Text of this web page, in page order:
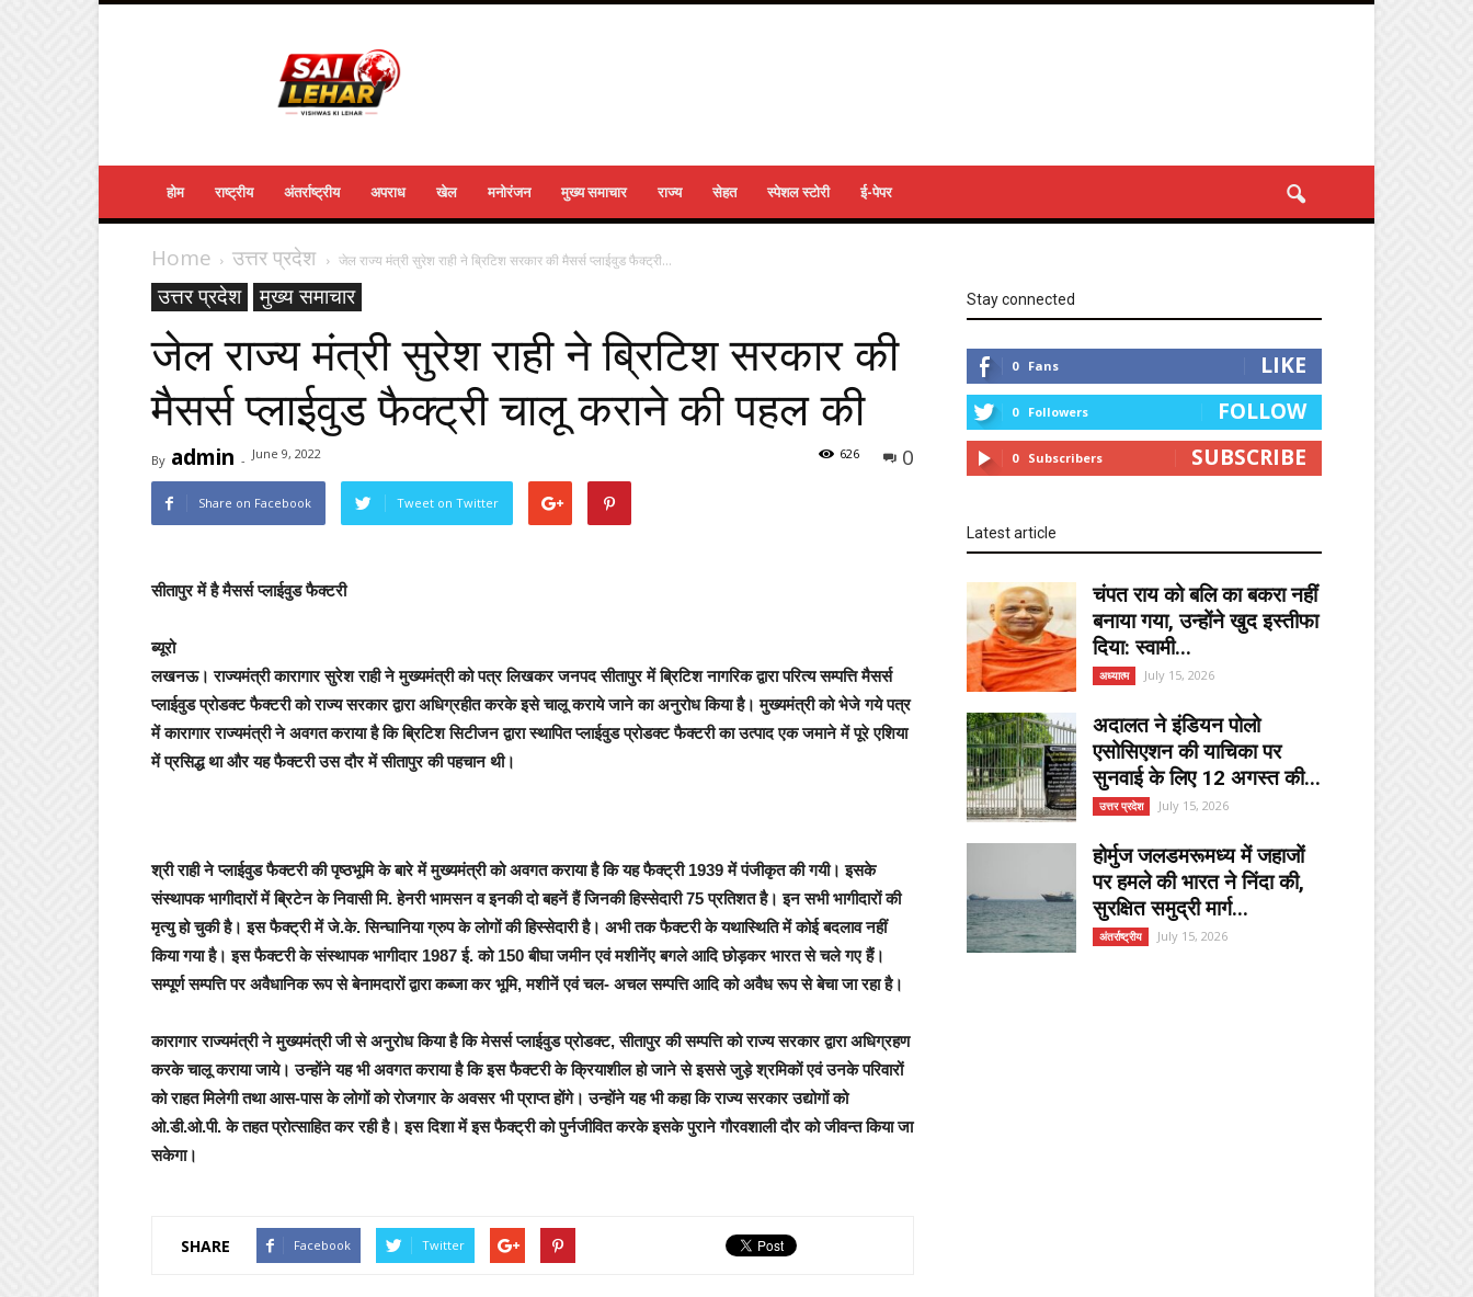
होम राष्ट्रीय अंतर्राष्ट्रीय अपराध खेल मनोरंजन मुख्य समाचार राज्य सेहत स्पेशल स्टोरी ई-पेपर
Home उत्तर प्रदेश जेल राज्य मंत्री सुरेश राही ने ब्रिटिश सरकार की मैसर्स प्लाईवुड फैक्ट्री...
उत्तर प्रदेश मुख्य समाचार
जेल राज्य मंत्री सुरेश राही ने ब्रिटिश सरकार की
मैसर्स प्लाईवुड फैक्ट्री चालू कराने की पहल की
By admin - June 9, 2022 0
626
Share on Facebook Tweet on Twitter
सीतापुर में है मैसर्स प्लाईवुड फैक्टरी
ब्यूरो
लखनऊ। राज्यमंत्री कारागार सुरेश राही ने मुख्यमंत्री को पत्र लिखकर जनपद सीतापुर में ब्रिटिश नागरिक द्वारा परित्य सम्पत्ति मैसर्स
प्लाईवुड प्रोडक्ट फैक्टरी को राज्य सरकार द्वारा अधिग्रहीत करके इसे चालू कराये जाने का अनुरोध किया है। मुख्यमंत्री को भेजे गये पत्र
में कारागार राज्यमंत्री ने अवगत कराया है कि ब्रिटिश सिटीजन द्वारा स्थापित प्लाईवुड प्रोडक्ट फैक्टरी का उत्पाद एक जमाने में पूरे एशिया
में प्रसिद्ध था और यह फैक्टरी उस दौर में सीतापुर की पहचान थी।
श्री राही ने प्लाईवुड फैक्टरी की पृष्ठभूमि के बारे में मुख्यमंत्री को अवगत कराया है कि यह फैक्ट्री 1939 में पंजीकृत की गयी। इसके
संस्थापक भागीदारों में ब्रिटेन के निवासी मि. हेनरी भामसन व इनकी दो बहनें हैं जिनकी हिस्सेदारी 75 प्रतिशत है। इन सभी भागीदारों की
मृत्यु हो चुकी है। इस फैक्ट्री में जे.के. सिन्घानिया ग्रुप के लोगों की हिस्सेदारी है। अभी तक फैक्टरी के यथास्थिति में कोई बदलाव नहीं
किया गया है। इस फैक्टरी के संस्थापक भागीदार 1987 ई. को 150 बीघा जमीन एवं मशीनेंए बगले आदि छोड़कर भारत से चले गए हैं।
सम्पूर्ण सम्पत्ति पर अवैधानिक रूप से बेनामदारों द्वारा कब्जा कर भूमि, मशीनें एवं चल- अचल सम्पत्ति आदि को अवैध रूप से बेचा जा रहा है।
कारागार राज्यमंत्री ने मुख्यमंत्री जी से अनुरोध किया है कि मेसर्स प्लाईवुड प्रोडक्ट, सीतापुर की सम्पत्ति को राज्य सरकार द्वारा अधिग्रहण
करके चालू कराया जाये। उन्होंने यह भी अवगत कराया है कि इस फैक्टरी के क्रियाशील हो जाने से इससे जुड़े श्रमिकों एवं उनके परिवारों
को राहत मिलेगी तथा आस-पास के लोगों को रोजगार के अवसर भी प्राप्त होंगे। उन्होंने यह भी कहा कि राज्य सरकार उद्योगों को
ओ.डी.ओ.पी. के तहत प्रोत्साहित कर रही है। इस दिशा में इस फैक्ट्री को पुर्नजीवित करके इसके पुराने गौरवशाली दौर को जीवन्त किया जा
सकेगा।
SHARE Facebook Twitter
Stay connected
0 Fans LIKE
0 Followers FOLLOW
0 Subscribers SUBSCRIBE
Latest article
चंपत राय को बलि का बकरा नहीं
बनाया गया, उन्होंने खुद इस्तीफा
दिया: स्वामी...
अध्यात्म July 15, 2026
अदालत ने इंडियन पोलो
एसोसिएशन की याचिका पर
सुनवाई के लिए 12 अगस्त की...
उत्तर प्रदेश July 15, 2026
होर्मुज जलडमरूमध्य में जहाजों
पर हमले की भारत ने निंदा की,
सुरक्षित समुद्री मार्ग...
अंतर्राष्ट्रीय July 15, 2026